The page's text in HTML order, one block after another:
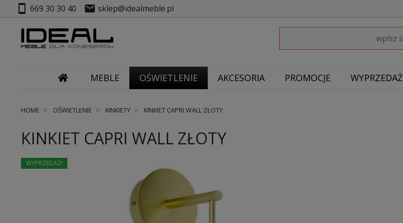
smartphone 669 30 30 40 mail sklep@idealmeble.pl
MEBLE OŚWIETLENIE AKCESORIA PROMOCJE WYPRZEDAŻ
HOME OŚWIETLENIE KINKIETY KINKIET CAPRI WALL ZŁOTY
KINKIET CAPRI WALL ZŁOTY
WYPRZEDAŻ!